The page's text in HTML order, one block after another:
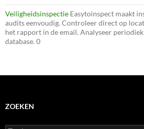
Veiligheidsinspectie Easytoinspect maakt
audits eenvoudig. Controleer direct op
het rapport in de email. Analyseer
database. 0
ZOEKEN